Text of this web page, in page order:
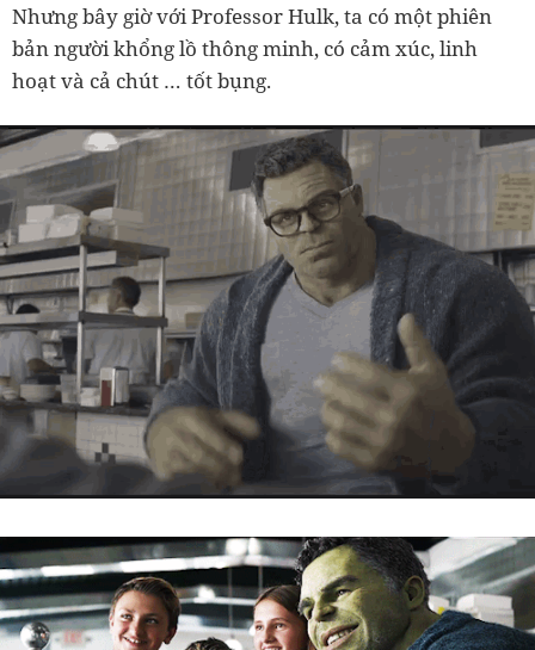
Nhưng bây giờ với Professor Hulk, ta có một phiên
bản người khổng lồ thông minh, có cảm xúc, linh
hoạt và cả chút … tốt bụng.